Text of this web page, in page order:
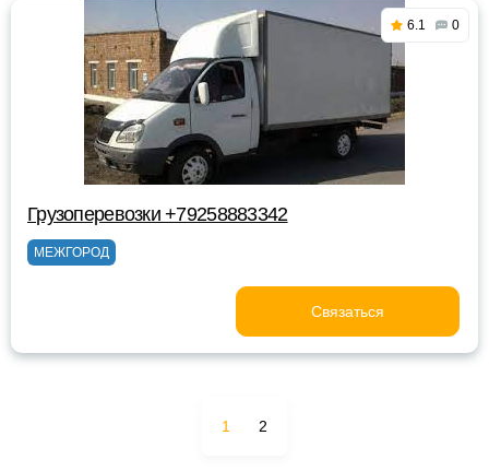
6.1 0
Грузоперевозки +79258883342
МЕЖГОРОД
Связаться
1 2